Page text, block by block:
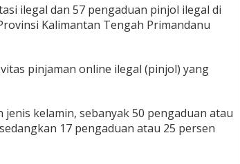
ilegal dan 57 pengaduan pinjol ilegal di
Kalimantan Tengah Primandanu
pinjaman online ilegal (pinjol) yang
kelamin, sebanyak 50 pengaduan atau
17 pengaduan atau 25 persen